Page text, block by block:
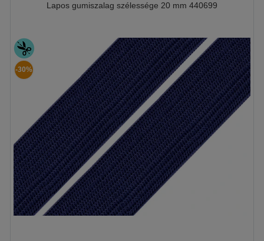
Lapos gumiszalag szélessége 20 mm 440699
-30%